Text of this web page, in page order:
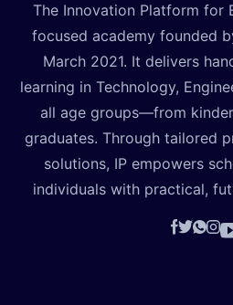
The Innovation Platform for
focused academy founded
March 2021. It delivers
learning in Technology,
all age groups—from
graduates. Through tailored
solutions, IP empowers
individuals with practical,